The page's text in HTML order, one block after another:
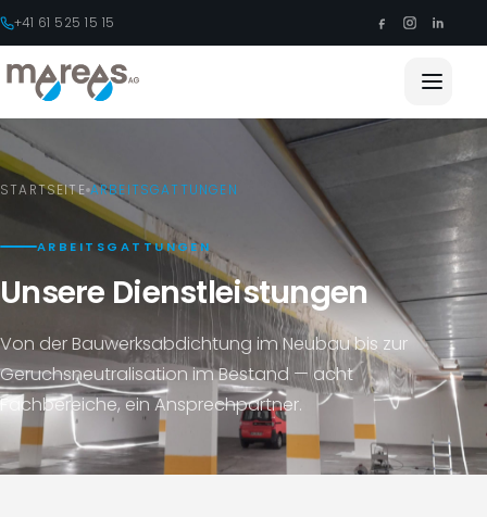
+41 61 525 15 15
STARTSEITE ARBEITSGATTUNGEN
ARBEITSGATTUNGEN
Unsere Dienstleistungen
Von der Bauwerksabdichtung im Neubau bis zur
Geruchsneutralisation im Bestand — acht
Fachbereiche, ein Ansprechpartner.